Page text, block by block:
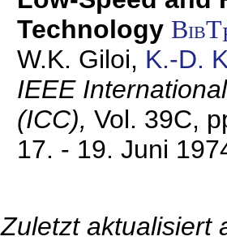
Technology BibT
W.K. Giloi, K.-D.
IEEE
(ICC), Vol. 39C,
17. - 19. Juni
Zuletzt aktualisiert